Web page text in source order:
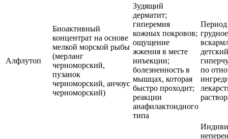
Алфлутоп
Биоактивный
концентрат на основе
мелкой морской рыбы
(мерланг
черноморский,
пузанок
черноморский, анчоус
черноморский)
Зудящий
дерматит;
гиперемия
кожных покровов;
ощущение
жжения в месте
инъекции;
болезненность в
мышцах, которая
быстро проходит;
реакции
анафилактоидного
типа
Период
грудное
по